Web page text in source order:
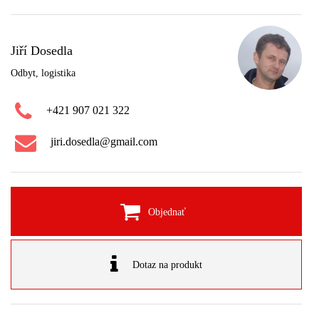
Jiří Dosedla
Odbyt, logistika
+421 907 021 322
jiri.dosedla@gmail.com
Objednať
Dotaz na produkt